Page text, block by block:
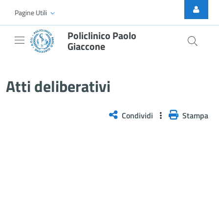
Skip to Main Content
Pagine Utili
Policlinico Paolo
Giaccone
Atti deliberativi
Condividi Stampa